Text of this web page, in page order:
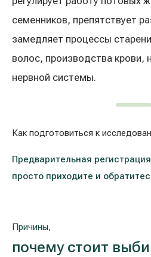
семенников, препятствует
замедляет процессы
волос, производства крови,
нервной системы.
Как подготовиться к
Предварительная
просто приходите и
Причины,
почему стоит
Лечение расширенных вен на
Гастроэнтерология
Кардиология (лечение сердца и
Неврология и психиатрия
Урология
Лечение заболеваний уха,
(ЛОР)
Программы проверки здоровья
Galerija